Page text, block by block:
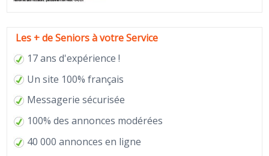
Les + de Seniors à votre Service
17 ans d'expérience !
Un site 100% français
Messagerie sécurisée
100% des annonces modérées
40 000 annonces en ligne